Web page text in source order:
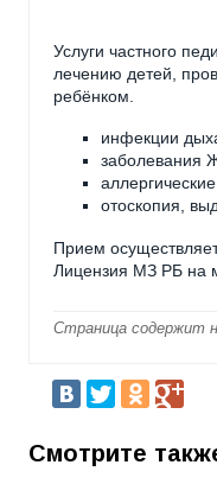
Услуги частного
лечению детей,
ребёнком.
инфекции
заболевания
отоскопия,
Прием
Лицензия МЗ РБ на
Страница содержит
Смотрите